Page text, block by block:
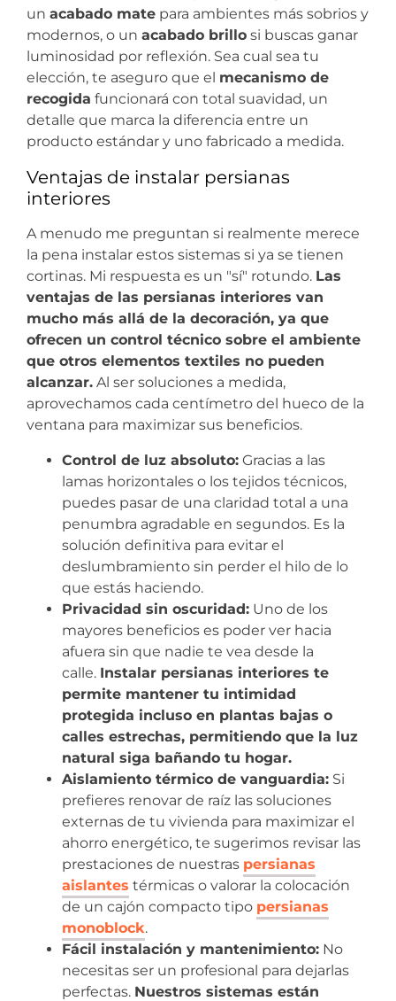
un acabado mate para ambientes más sobrios y
modernos, o un acabado brillo si buscas ganar
luminosidad por reflexión. Sea cual sea tu
elección, te aseguro que el mecanismo de
recogida funcionará con total suavidad, un
detalle que marca la diferencia entre un
producto estándar y uno fabricado a medida.
Ventajas de instalar persianas
interiores
A menudo me preguntan si realmente merece
la pena instalar estos sistemas si ya se tienen
cortinas. Mi respuesta es un "sí" rotundo. Las
ventajas de las persianas interiores van
mucho más allá de la decoración, ya que
ofrecen un control técnico sobre el ambiente
que otros elementos textiles no pueden
alcanzar. Al ser soluciones a medida,
aprovechamos cada centímetro del hueco de la
ventana para maximizar sus beneficios.
Control de luz absoluto: Gracias a las
lamas horizontales o los tejidos técnicos,
puedes pasar de una claridad total a una
penumbra agradable en segundos. Es la
solución definitiva para evitar el
deslumbramiento sin perder el hilo de lo
que estás haciendo.
Privacidad sin oscuridad: Uno de los
mayores beneficios es poder ver hacia
afuera sin que nadie te vea desde la
calle. Instalar persianas interiores te
permite mantener tu intimidad
protegida incluso en plantas bajas o
calles estrechas, permitiendo que la luz
natural siga bañando tu hogar.
Aislamiento térmico de vanguardia: Si
prefieres renovar de raíz las soluciones
externas de tu vivienda para maximizar el
ahorro energético, te sugerimos revisar las
prestaciones de nuestras persianas
aislantes térmicas o valorar la colocación
de un cajón compacto tipo persianas
monoblock.
Fácil instalación y mantenimiento: No
necesitas ser un profesional para dejarlas
perfectas. Nuestros sistemas están